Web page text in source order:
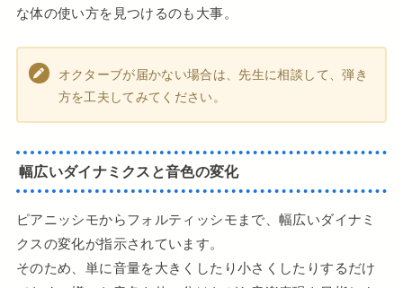
な体の使い方を見つけるのも大事。
オクターブが届かない場合は、先生に相談して、弾き
方を工夫してみてください。
幅広いダイナミクスと音色の変化
ピアニッシモからフォルティッシモまで、幅広いダイナミ
クスの変化が指示されています。
そのため、単に音量を大きくしたり小さくしたりするだけ